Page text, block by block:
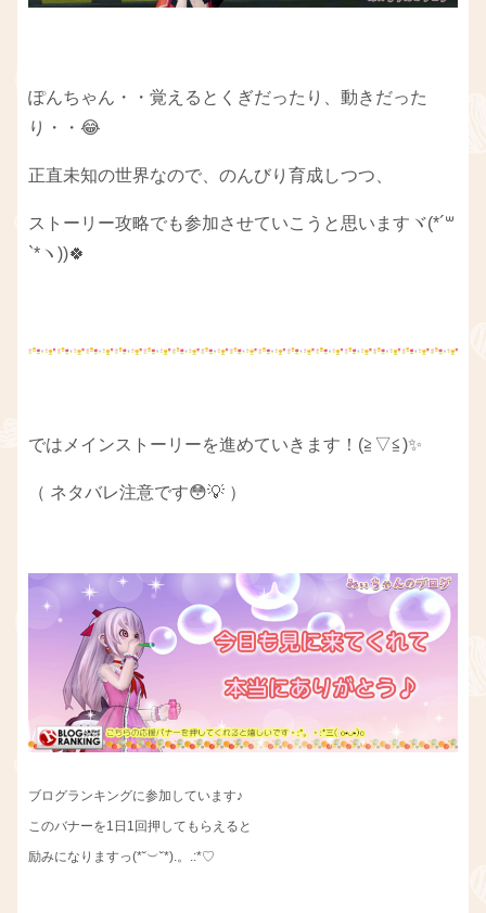
ぽんちゃん・・覚えるとくぎだったり、動きだった
り・・😂
正直未知の世界なので、のんびり育成しつつ、
ストーリー攻略でも参加させていこうと思いますヾ(*´꒳​
`*ヽ))🍀
ではメインストーリーを進めていきます！(≧▽≦)✨
（ ネタバレ注意です😳💡 ）
ブログランキングに参加しています♪
このバナーを1日1回押してもらえると
励みになりますっ(*˘︶˘*).。.:*♡